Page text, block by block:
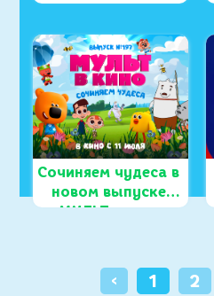
новом эпизоде
Супергонщик»
Сочиняем чудеса в
новом выпуске
«МУЛЬТ в кино»
‹ 1 2